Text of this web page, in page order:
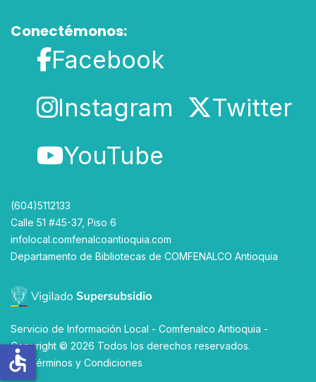
Conectémonos:
Facebook
Instagram
Twitter
YouTube
(604)5112133
Calle 51 #45-37, Piso 6
infolocal.comfenalcoantioquia.com
Departamento de Bibliotecas de COMFENALCO Antioquia
Servicio de Información Local - Comfenalco Antioquia -
Copyright © 2026 Todos los derechos reservados.
Ver
Términos y Condiciones
accessible